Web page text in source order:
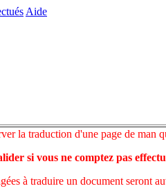
Aide
la traduction d'une page de man
si vous ne comptez pas
à traduire un document seront